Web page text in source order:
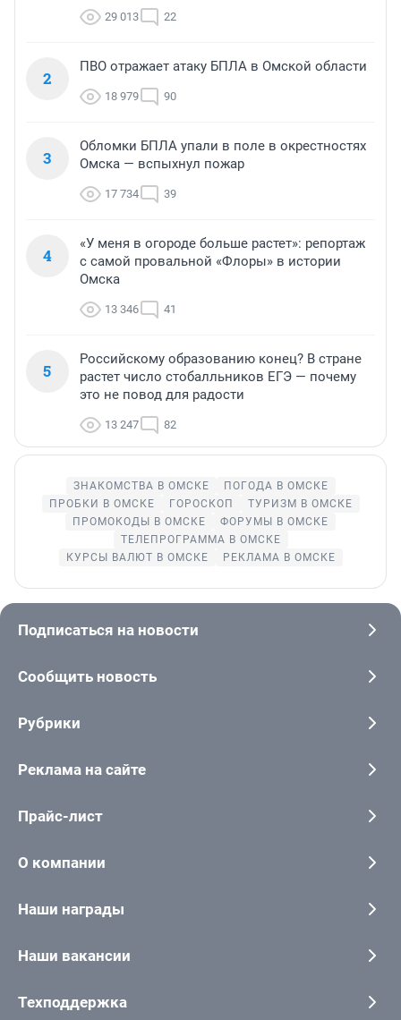
29 013 22
2
ПВО отражает атаку БПЛА в Омской области
18 979 90
3
Обломки БПЛА упали в поле в окрестностях
Омска — вспыхнул пожар
17 734 39
4
«У меня в огороде больше растет»: репортаж
с самой провальной «Флоры» в истории
Омска
13 346 41
5
Российскому образованию конец? В стране
растет число стобалльников ЕГЭ — почему
это не повод для радости
13 247 82
ЗНАКОМСТВА В ОМСКЕ
ПОГОДА В ОМСКЕ
ПРОБКИ В ОМСКЕ
ГОРОСКОП
ТУРИЗМ В ОМСКЕ
ПРОМОКОДЫ В ОМСКЕ
ФОРУМЫ В ОМСКЕ
ТЕЛЕПРОГРАММА В ОМСКЕ
КУРСЫ ВАЛЮТ В ОМСКЕ
РЕКЛАМА В ОМСКЕ
Подписаться на новости
Сообщить новость
Рубрики
Реклама на сайте
Прайс-лист
О компании
Наши награды
Наши вакансии
Техподдержка